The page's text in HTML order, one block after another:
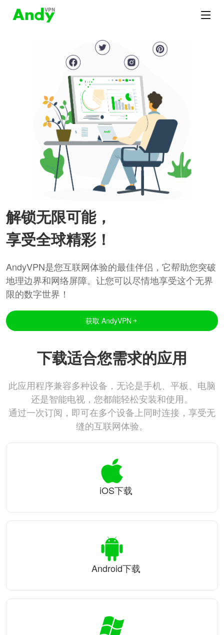
解锁无限可能，
享受全球精彩！
AndyVPN是您互联网体验的最佳伴侣，它帮助您突破
地理边界和网络屏障。让您可以尽情地享受这个无界
限的数字世界！
获取 AndyVPN
下载适合您需求的应用
此应用程序兼容多种设备，无论是手机、平板、电脑
还是智能电视，您都能轻松安装和使用。
通过一次订阅，即可在多个设备上同时连接，享受无
缝的互联网体验。
iOS下载
Android下载